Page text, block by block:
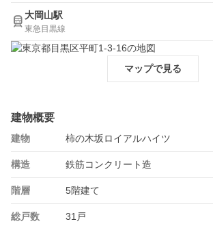
大岡山駅
東急目黒線
マップで見る
建物概要
建物 柿の木坂ロイアルハイツ
構造 鉄筋コンクリート造
階層 5階建て
総戸数 31戸